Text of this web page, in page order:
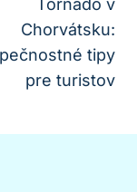
Tornádo v
Chorvátsku:
tipy
pre turistov